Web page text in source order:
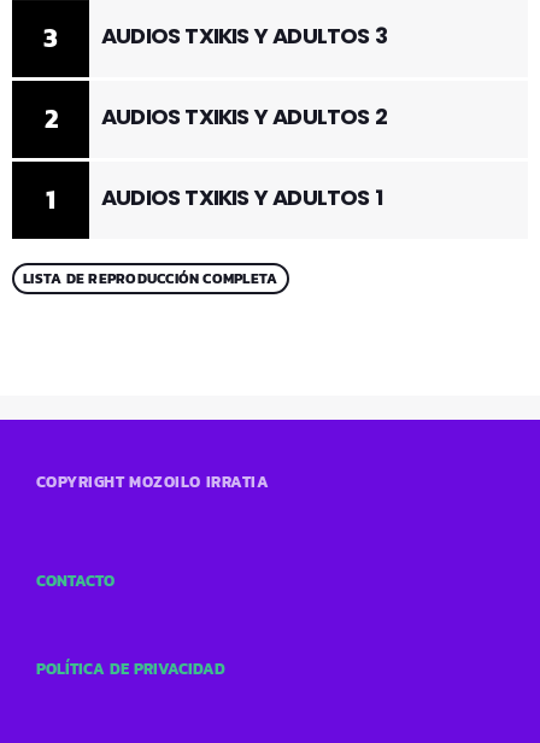
1 AUDIOS TXIKIS Y ADULTOS 1
2 AUDIOS TXIKIS Y ADULTOS 2
3 AUDIOS TXIKIS Y ADULTOS 3
LISTA DE REPRODUCCIÓN COMPLETA
COPYRIGHT MOZOILO IRRATIA
CONTACTO
POLÍTICA DE PRIVACIDAD